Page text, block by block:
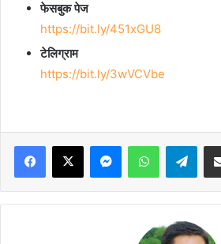
फेसबुक पेज
https://bit.ly/451xGU8
टेलिग्राम
https://bit.ly/3wVCVbe
Facebook
X MessengerWhatsApp